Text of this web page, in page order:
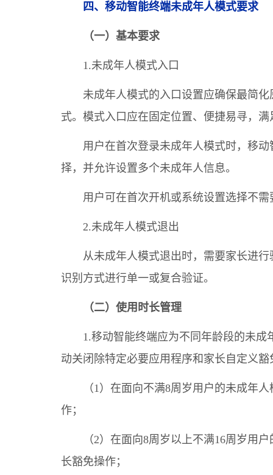
四、移动智能终端未成年人模式要求
（一）基本要求
1.未成年人模式入口
未成年人模式的入口设置应确保最简
式。模式入口应在固定位置、便捷易寻，
用户在首次登录未成年人模式时，移
择，并允许设置多个未成年人信息。
用户可在首次开机或系统设置选择不
2.未成年人模式退出
从未成年人模式退出时，需要家长进
识别方式进行单一或复合验证。
（二）使用时长管理
1.移动智能终端应为不同年龄段的未
动关闭除特定必要应用程序和家长自定义
（1）在面向不满8周岁用户的未成年
作；
（2）在面向8周岁以上不满16周岁用
长豁免操作；